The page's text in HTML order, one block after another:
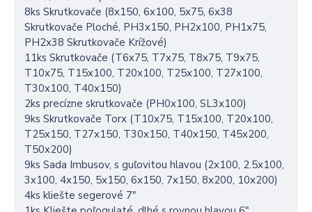
8ks Skrutkovače (8x150, 6x100, 5x75, 6x38
Skrutkovače Ploché, PH3x150, PH2x100, PH1x75,
PH2x38 Skrutkovače Krížové)
11ks Skrutkovače (T6x75, T7x75, T8x75, T9x75,
T10x75, T15x100, T20x100, T25x100, T27x100,
T30x100, T40x150)
2ks precízne skrutkovače (PH0x100, SL3x100)
9ks Skrutkovače Torx (T10x75, T15x100, T20x100,
T25x150, T27x150, T30x150, T40x150, T45x200,
T50x200)
9ks Sada Imbusov, s guľovitou hlavou (2x100, 2.5x100,
3x100, 4x150, 5x150, 6x150, 7x150, 8x200, 10x200)
4ks kliešte segerové 7"